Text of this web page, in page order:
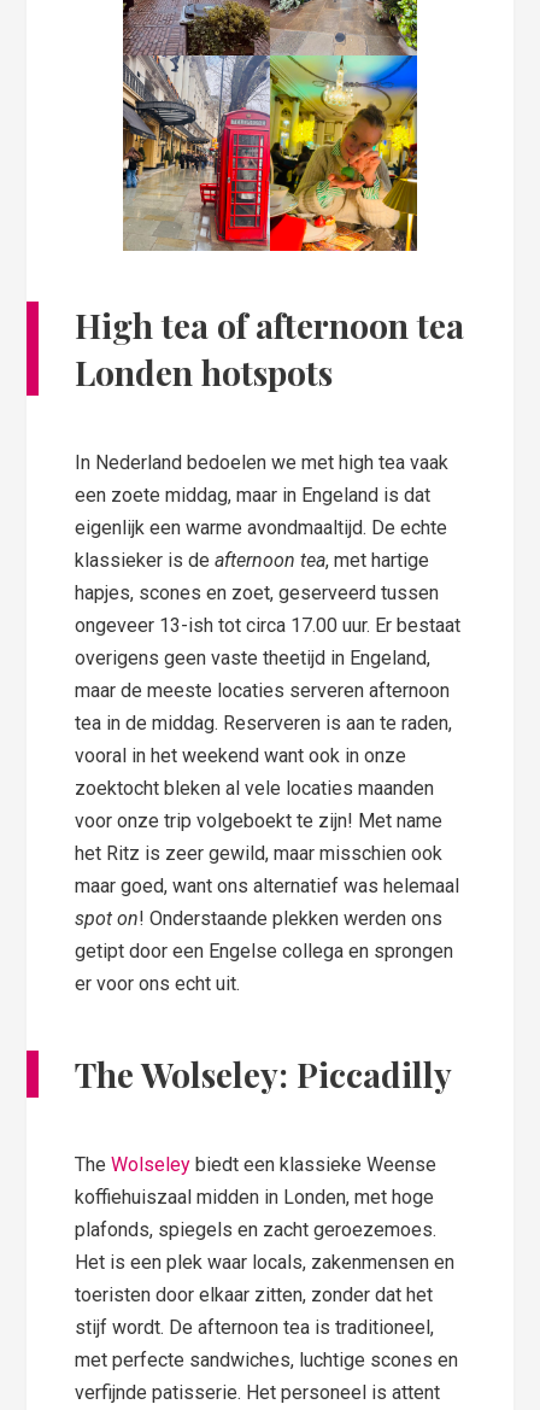
High tea of afternoon tea
Londen hotspots
In Nederland bedoelen we met high tea vaak
een zoete middag, maar in Engeland is dat
eigenlijk een warme avondmaaltijd. De echte
klassieker is deafternoon tea, met hartige
hapjes, scones en zoet, geserveerd tussen
ongeveer 13-ish tot circa 17.00 uur. Er bestaat
overigens geen vaste theetijd in Engeland,
maar de meeste locaties serveren afternoon
tea in de middag. Reserveren is aan te raden,
vooral in het weekend want ook in onze
zoektocht bleken al vele locaties maanden
voor onze trip volgeboekt te zijn! Met name
het Ritz is zeer gewild, maar misschien ook
maar goed, want ons alternatief was helemaal
spot on! Onderstaande plekken werden ons
getipt door een Engelse collega en sprongen
er voor ons echt uit.
The Wolseley: Piccadilly
TheWolseley biedt een klassieke Weense
koffiehuiszaal midden in Londen, met hoge
plafonds, spiegels en zacht geroezemoes.
Het is een plek waar locals, zakenmensen en
toeristen door elkaar zitten, zonder dat het
stijf wordt. De afternoon tea is traditioneel,
met perfecte sandwiches, luchtige scones en
verfijnde patisserie. Het personeel is attent